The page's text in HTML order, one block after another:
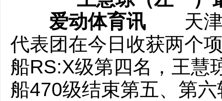
爱动体育讯
天津
代表团在今日收获两个
船RS:X级第四名， 王慧
船470级结束第五、第